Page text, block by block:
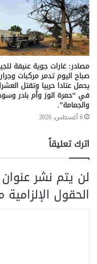
مصادر: غارات جوية عنيفة
صباح اليوم تدمر مركبات وجرار
يحمل عتادا حربيا وتقتل
في “حمرة الوز وأم بادر
والجمامة”.
6 أغسطس، 2026
اترك تعليقاً
لن يتم نشر
الحقول الإلزامية